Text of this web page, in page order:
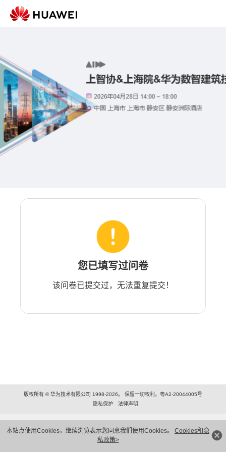
本站点使用Cookies，继续浏览表示您同意我们使用Cookies。 Cookies和隐
私政策>
您已填写过问卷
该问卷已提交过，无法重复提交！
版权所有 © 华为技术有限公司 1998-2026。 保留一切权利。粤A2-20044005号
隐私保护
法律声明